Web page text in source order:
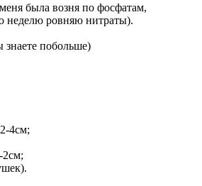
была возня по фосфатам,
неделю ровняю нитраты).
побольше)
4см;